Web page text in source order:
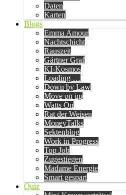
Daten
Karten
Blogs
Emma Amour
Nachtschicht
Rauszeit
Gärtner Graf
KI-Kosmos
Loading …
Down by Law
Move on up
Watts On
Rat der Weisen
MoneyTalks
Sektenblog
Work in Progress
Top Job
Zugestiegen
Madame Energie
Smart gespart
Quiz